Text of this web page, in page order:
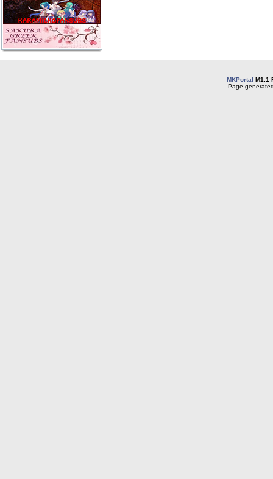
MKPortal M1.1
Page